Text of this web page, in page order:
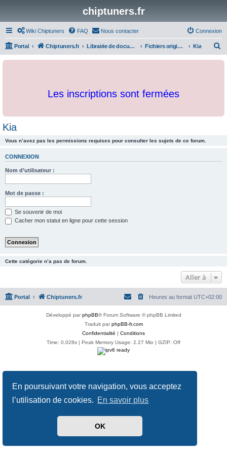
En poursuivant votre navigation, vous acceptez
l’utilisation de cookies. En savoir plus
OK
chiptuners.fr
Wiki Chiptuners FAQ Nous contacter Connexion
Portal Chiptuners.fr Librairie de documents et originaux Fichiers originaux Kia
c
Les inscriptions sont fermées
Kia
Vous n’avez pas les permissions requises pour consulter les sujets de ce forum.
CONNEXION
Nom d’utilisateur :
Mot de passe :
Se souvenir de moi
Cacher mon statut en ligne pour cette session
Cette catégorie n’a pas de forum.
Aller à
Portal Chiptuners.fr Heures au format UTC+02:00
Développé parphpBB® Forum Software © phpBB Limited
Traduit parphpBB-fr.com
Confidentialité | Conditions
Time: 0.028s | Peak Memory Usage: 2.27 Mio | GZIP: Off